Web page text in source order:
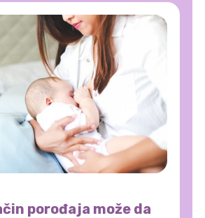
porođaja može da